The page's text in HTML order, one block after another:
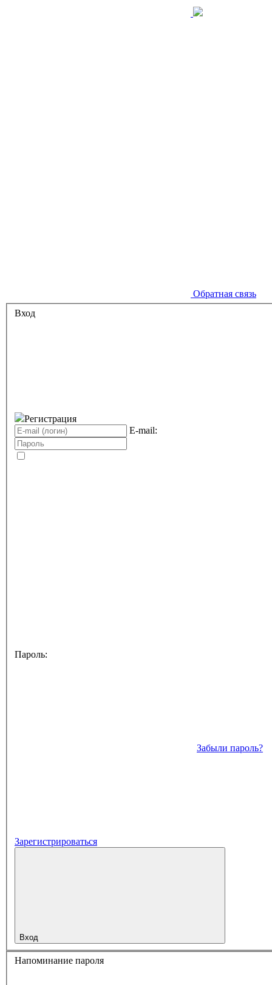
Обратная связь
Вход
Регистрация
E-mail:
Пароль:
Забыли пароль?
Зарегистрироваться
Вход
Напоминание пароля